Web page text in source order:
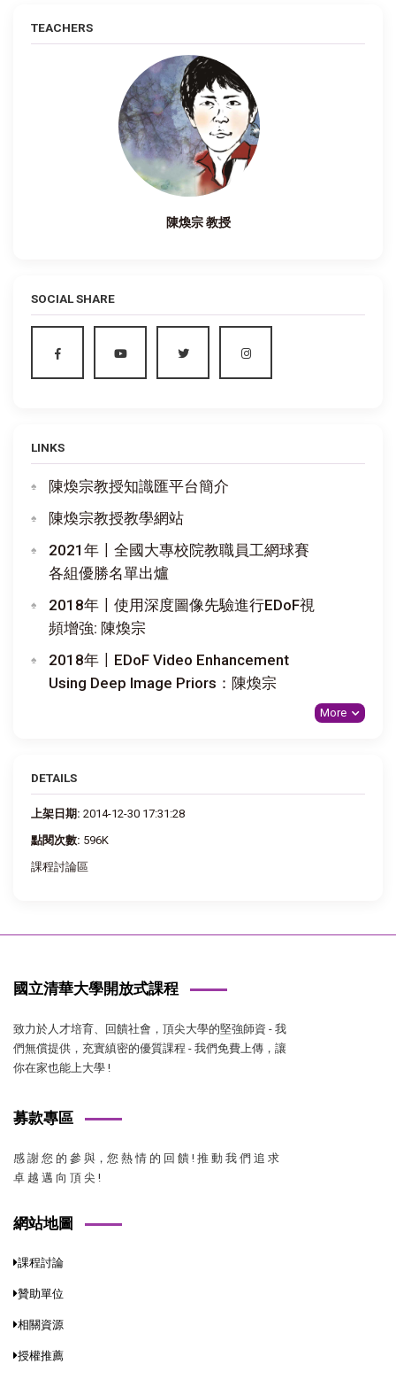
TEACHERS
陳煥宗 教授
SOCIAL SHARE
LINKS
陳煥宗教授知識匯平台簡介
陳煥宗教授教學網站
2021年〡全國大專校院教職員工網球賽
各組優勝名單出爐
2018年〡使用深度圖像先驗進行EDoF視
頻增強: 陳煥宗
2018年〡EDoF Video Enhancement
Using Deep Image Priors：陳煥宗
More
DETAILS
上架日期: 2014-12-30 17:31:28
點閱次數: 596K
課程討論區
國立清華大學開放式課程
致力於人才培育、回饋社會，頂尖大學的堅強師資 - 我
們無償提供，充實縝密的優質課程 - 我們免費上傳，讓
你在家也能上大學 !
募款專區
感 謝 您 的 參 與，您 熱 情 的 回 饋 ! 推 動 我 們 追 求
卓 越 邁 向 頂 尖 !
網站地圖
課程討論
贊助單位
相關資源
授權推薦